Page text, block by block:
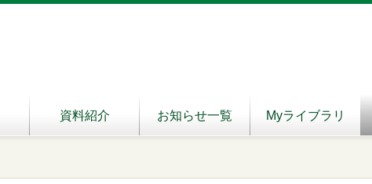
資料紹介 お知らせ一覧 Myライブラリ